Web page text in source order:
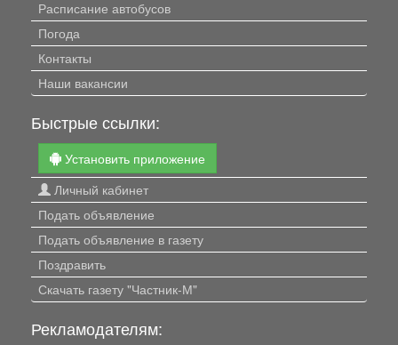
Расписание автобусов
Погода
Контакты
Наши вакансии
Быстрые ссылки:
Установить приложение
Личный кабинет
Подать объявление
Подать объявление в газету
Поздравить
Скачать газету "Частник-М"
Рекламодателям: